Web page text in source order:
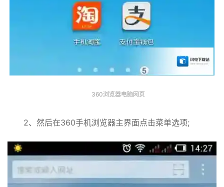
360浏览器电脑网页
2、然后在360手机浏览器主界面点击菜单选项;